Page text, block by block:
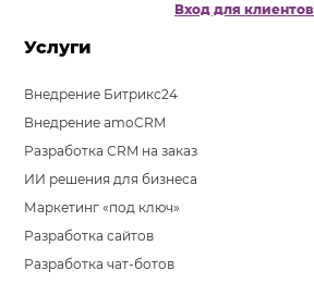
Вход для клиентов
Услуги
Внедрение Битрикс24
Внедрение amoCRM
Разработка CRM на заказ
ИИ решения для бизнеса
Маркетинг «под ключ»
Разработка сайтов
Разработка чат-ботов